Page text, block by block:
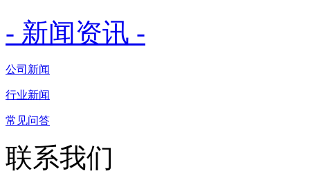
- 新闻资讯 -
公司新闻
行业新闻
常见问答
联系我们